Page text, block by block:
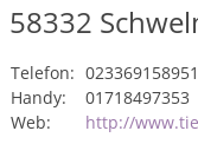
58332
Telefon: 023369158951
Handy:
01718497353
Web:
http://